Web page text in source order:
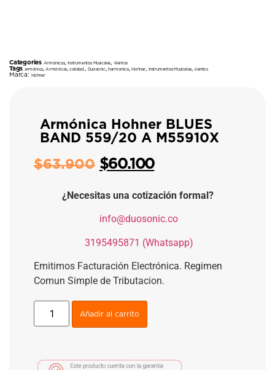
Categories Armónicas, Instrumentos Musicales Vientos
Tags armónica, Armónicas,calidad. Duosonic,harmonica,Hohner, Instrumentos Musicales,vientos
Marca: Hohner
Armónica Hohner BLUES
BAND 559/20 A M55910X
$63.900 $60.100
¿Necesitas una cotización formal?
info@duosonic.co
3195495871 (Whatsapp)
Emitimos Facturación Electrónica. Regimen
Comun Simple de Tributacion.
Añadir al carrito